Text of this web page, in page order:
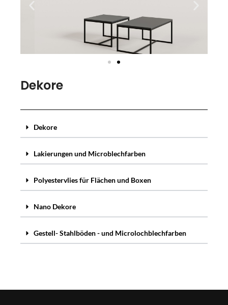
Dekore
Dekore
Lakierungen und Microblechfarben
Polyestervlies für Flächen und Boxen
Nano Dekore
Gestell- Stahlböden - und Microlochblechfarben